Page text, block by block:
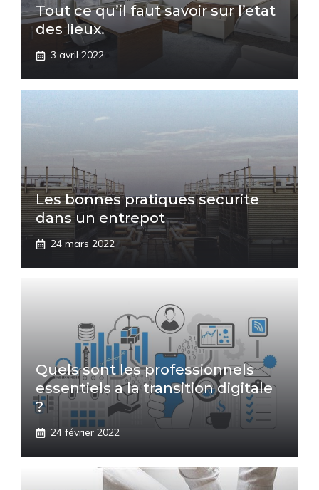
Tout ce qu’il faut savoir sur l’etat
des lieux.
3 avril 2022
Les bonnes pratiques securite
dans un entrepot
24 mars 2022
Quels sont les professionnels
essentiels a la transition digitale
?
24 février 2022